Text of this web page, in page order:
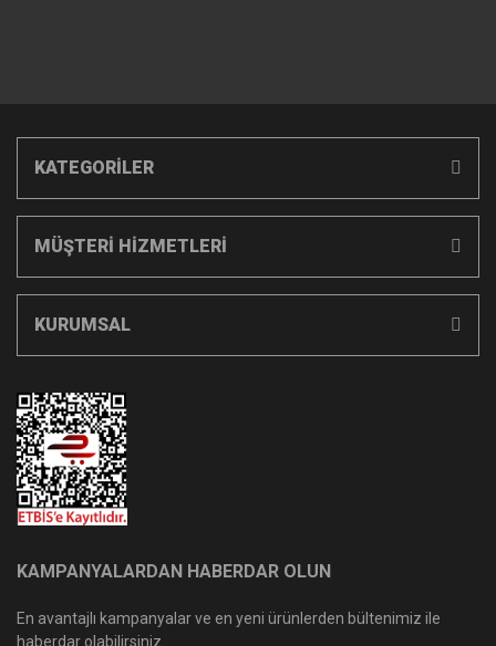
KATEGORİLER
MÜŞTERİ HİZMETLERİ
KURUMSAL
KAMPANYALARDAN HABERDAR OLUN
En avantajlı kampanyalar ve en yeni ürünlerden bültenimiz ile
haberdar olabilirsiniz.